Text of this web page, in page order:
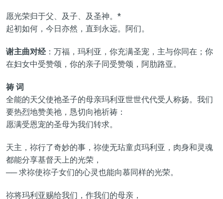
愿光荣归于父、及子、及圣神。*
起初如何，今日亦然，直到永远。阿们。
谢主曲对经：万福，玛利亚，你充满圣宠，主与你同在；你
在妇女中受赞颂，你的亲子同受赞颂，阿肋路亚。
祷 词
全能的天父使祂圣子的母亲玛利亚世世代代受人称扬。我们
要热烈地赞美祂，恳切向祂祈祷：
愿满受恩宠的圣母为我们转求。
天主，祢行了奇妙的事，祢使无玷童贞玛利亚，肉身和灵魂
都能分享基督天上的光荣，
── 求祢使祢子女们的心灵也能向慕同样的光荣。
祢将玛利亚赐给我们，作我们的母亲，